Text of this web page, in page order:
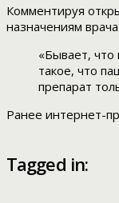
Комментируя
назначениям врача.
«Бывает, что
такое, что
препарат
Ранее интернет-
Tagged in: